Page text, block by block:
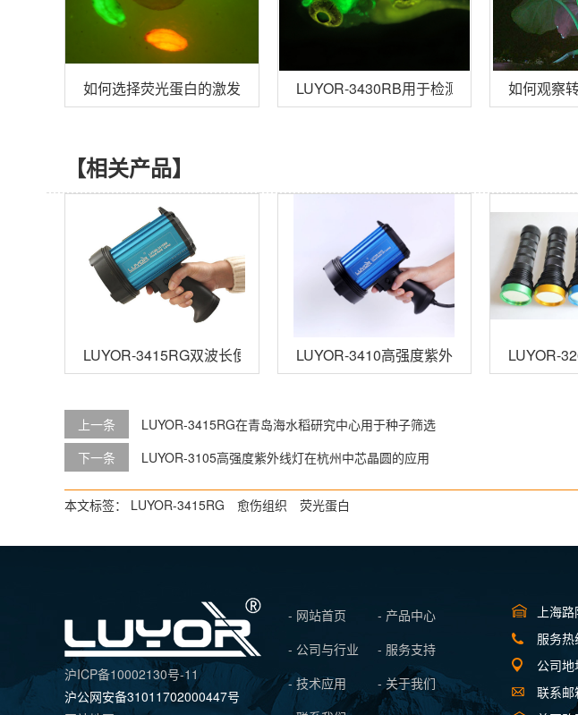
如何选择荧光蛋白的激发波长？ LUYOR-3430RB用于检测钙黄绿素在鱼的表
如何观察
【相关产品】
LUYOR-3415RG双波长便携式荧光蛋白激发光源
LUYOR-3410高强度紫外线灯 LUYOR-
上一条
LUYOR-3415RG在青岛海水稻研究中心用于种子筛选
下一条
LUYOR-3105高强度紫外线灯在杭州中芯晶圆的应用
本文标签： LUYOR-3415RG 愈伤组织 荧光蛋白
沪ICP备10002130号-11
沪公网安备31011702000447号
- 网站首页
- 产品中心
- 公司与行业
- 服务支持
- 技术应用
- 关于我们
上海
服务
公司
联系